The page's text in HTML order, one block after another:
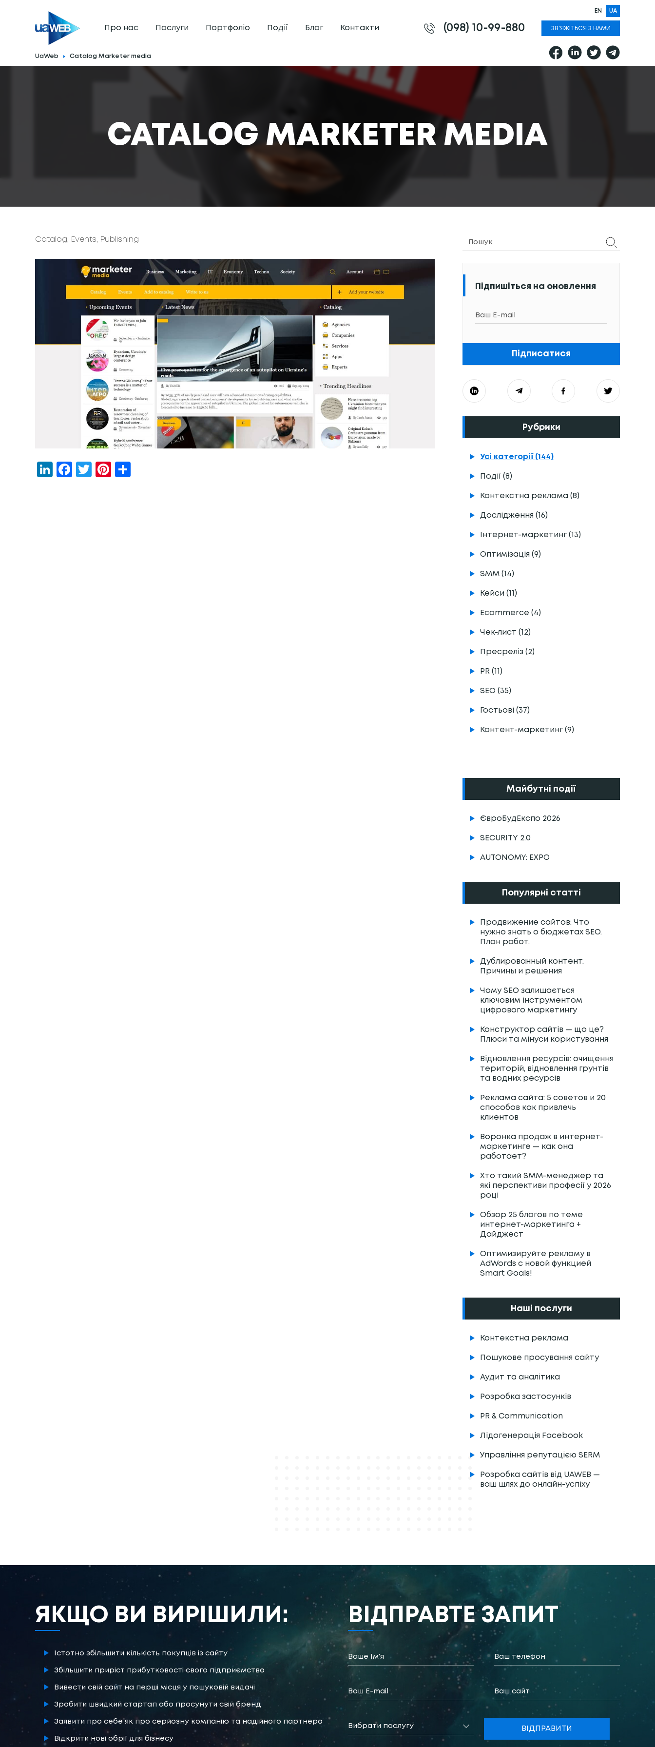
Про нас Послуги Портфоліо Події Блог Контакти
EN UA
(098) 10-99-880 ЗВ'ЯЖІТЬСЯ З НАМИ
UaWeb Catalog Marketer media
CATALOG MARKETER MEDIA
Catalog, Events, Publishing
LinkedIn
Facebook
TwitterPinterest
Підпишіться на оновлення
Підписатися
Рубрики
Усі категорії (144)
Події (8)
Контекстна реклама (8)
Дослідження (16)
Інтернет-маркетинг (13)
Оптимізація (9)
SMM (14)
Кейси (11)
Ecommerce (4)
Чек-лист (12)
Пресреліз (2)
PR (11)
SEO (35)
Гостьові (37)
Контент-маркетинг (9)
Майбутні події
ЄвроБудЕкспо 2026
SECURITY 2.0
AUTONOMY: EXPO
Популярні статті
Продвижение сайтов: Что
нужно знать о бюджетах SEO.
План работ.
Дублированный контент.
Причины и решения
Чому SEO залишається
ключовим інструментом
цифрового маркетингу
Конструктор сайтів — що це?
Плюси та мінуси користування
Відновлення ресурсів: очищення
територій, відновлення грунтів
та водних ресурсів
Реклама сайта: 5 советов и 20
способов как привлечь
клиентов
Воронка продаж в интернет-
маркетинге — как она
работает?
Хто такий SMM-менеджер та
які перспективи професії у 2026
році
Обзор 25 блогов по теме
интернет-маркетинга +
Дайджест
Оптимизируйте рекламу в
AdWords с новой функцией
Smart Goals!
Наші послуги
Контекстна реклама
Пошукове просування сайту
Аудит та аналітика
Розробка застосунків
PR & Communication
Лідогенерація Facebook
Управління репутацією SERM
Розробка сайтів від UAWEB —
ваш шлях до онлайн-успіху
ЯКЩО ВИ ВИРІШИЛИ:
Істотно збільшити кількість покупців із сайту
Збільшити приріст прибутковості свого підприємства
Вивести свій сайт на перші місця у пошуковій видачі
Зробити швидкий стартап або просунути свій бренд
Заявити про себе як про серйозну компанію та надійного партнера
Відкрити нові обрії для бізнесу
ВІДПРАВТЕ ЗАПИТ
Вибрати послугу ВІДПРАВИТИ